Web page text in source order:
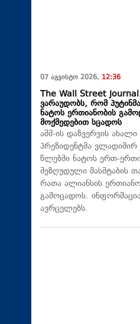
07 აგვისტო 2026, 12:36
The Wall Street
ვარაუდობს, რომ
ნატოს ერთიანობის
მოქმედებით სცადოს
აშშ-ის დაზვერვის
პრეზიდენტმა
წლებში ნატოს ერთ-ერთი
შეზღუდული მასშტაბის
რათა ალიანსის
გამოცადოს.
ავრცელებს.